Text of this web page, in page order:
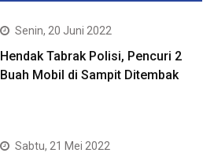
Senin, 20 Juni 2022
Hendak Tabrak Polisi, Pencuri 2
Buah Mobil di Sampit Ditembak
Sabtu, 21 Mei 2022